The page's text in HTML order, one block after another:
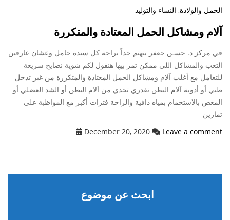
الحمل والولادة, النساء والتوليد
آلام ومشاكل الحمل المعتادة والمتكررة
في مركز د. حسـن جعفر بنهتم جداً براحة كل سيدة حامل وعشان عارفين
التعب والمشاكل اللي ممكن تمر بيها هنقول لكم شوية نصايح سريعة
للتعامل مع أغلب آلام ومشاكل الحمل المعتادة والمتكررة من غير تدخل
طبي أو أدوية آلام البطن تقدري تحدي من آلام البطن أو الشد العضلي أو
المغص بالاستحمام بمياه دافية والراحة فترات أكبر مع المواظبة على
تمارين
December 20, 2020
Leave a comment
ابحث عن موضوع